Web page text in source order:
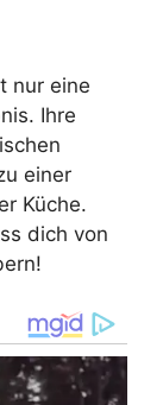
nur eine
Ihre
einer
Küche.
dich von